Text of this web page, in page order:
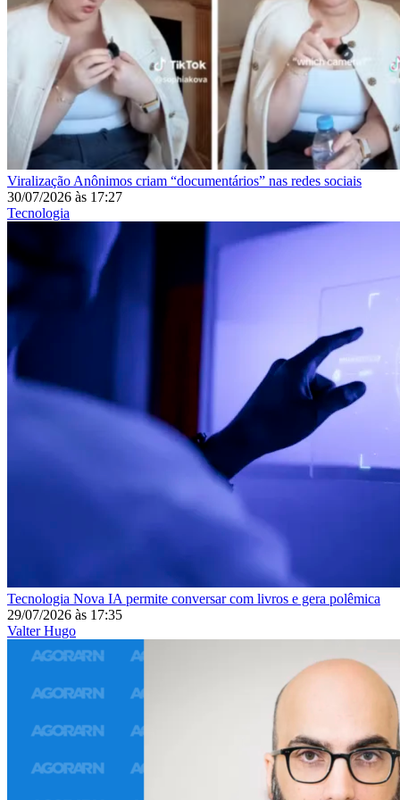
Viralização Anônimos criam “documentários” nas redes sociais
30/07/2026 às 17:27
Tecnologia
Tecnologia Nova IA permite conversar com livros e gera polêmica
29/07/2026 às 17:35
Valter Hugo